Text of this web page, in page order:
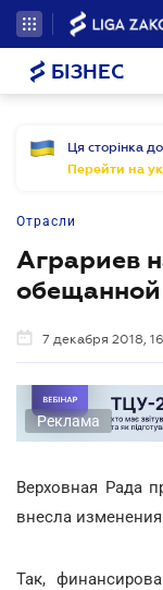
БІЗНЕС
Ця сторінка
Перейти на
Отрасли
Аграриев
7 декабря 2018,
Реклама
Верховная Рада
внесла
Так,